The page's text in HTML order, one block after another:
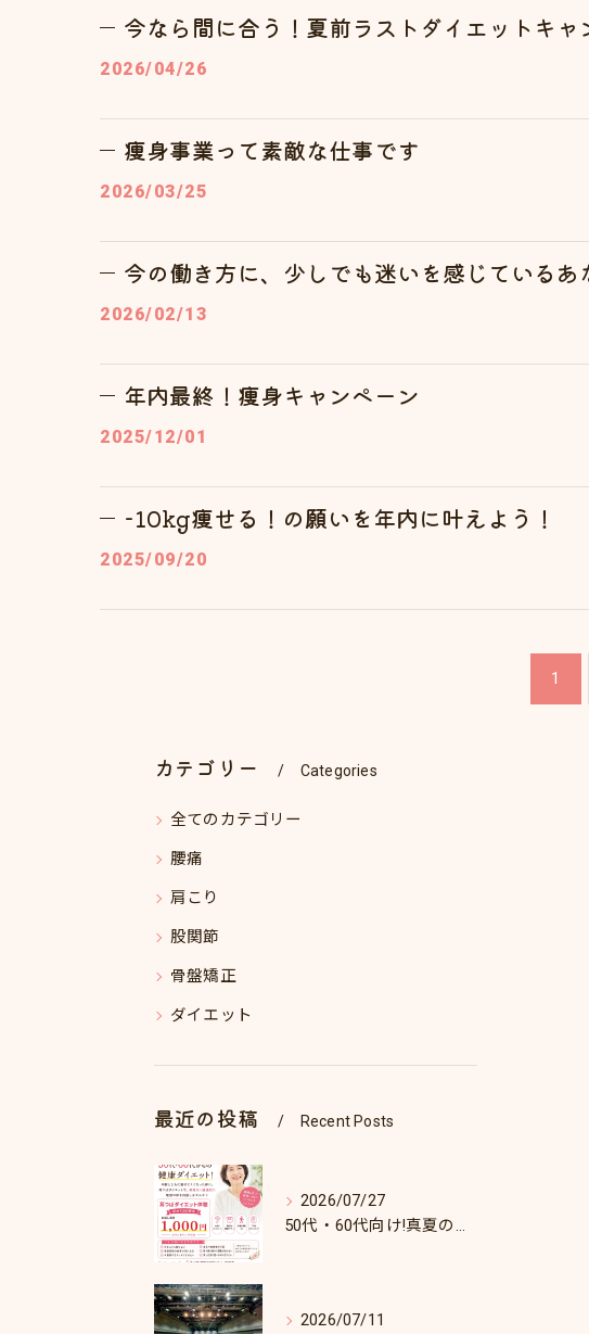
今なら間に合う！夏前ラストダイエットキ
2026/04/26
痩身事業って素敵な仕事です
2026/03/25
今の働き方に、少しでも迷いを感じているあ
2026/02/13
年内最終！痩身キャンペーン
2025/12/01
-10kg痩せる！の願いを年内に叶えよう！
2025/09/20
1
カテゴリー Categories
全てのカテゴリー
腰痛
肩こり
股関節
骨盤矯正
ダイエット
最近の投稿 Recent Posts
2026/07/27
50代・60代向け!真夏のダイエットキャンペーン♪8/31まで！
2026/07/11